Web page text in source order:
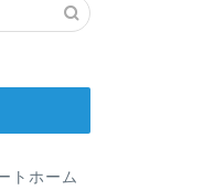
トホーム